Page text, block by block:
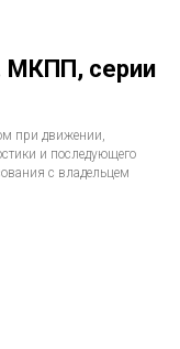
МКПП, серии
при движении,
и последующего
с владельцем